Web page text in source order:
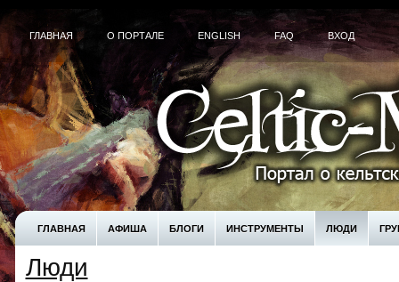
ГЛАВНАЯ О ПОРТАЛЕ ENGLISH FAQ ВХОД
ГЛАВНАЯ АФИША БЛОГИ ИНСТРУМЕНТЫ ЛЮДИ
! БЕЗ РУБРИКИ
Люди